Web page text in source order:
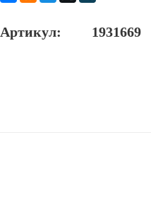
Артикул: 1931669